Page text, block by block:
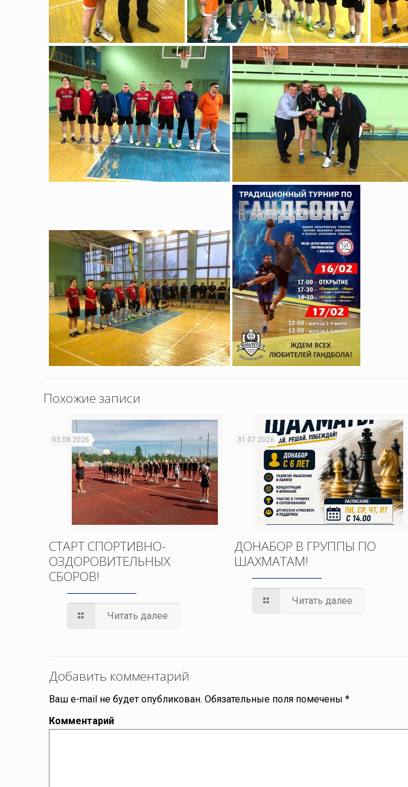
Похожие записи
03.08.2026
СТАРТ СПОРТИВНО-
ОЗДОРОВИТЕЛЬНЫХ
СБОРОВ!
Читать далее
31.07.2026
ДОНАБОР В ГРУППЫ ПО
ШАХМАТАМ!
Читать далее
Добавить комментарий
Ваш e-mail не будет опубликован. Обязательные поля помечены*
Комментарий